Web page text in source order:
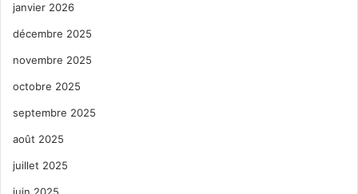
janvier 2026
décembre 2025
novembre 2025
octobre 2025
septembre 2025
août 2025
juillet 2025